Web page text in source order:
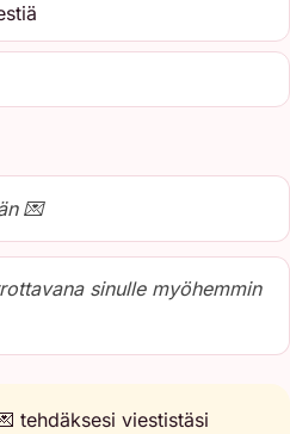
💌
sinulle myöhemmin
tehdäksesi viestistäsi